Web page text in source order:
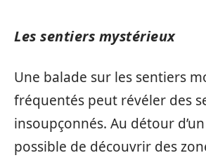
Les sentiers mystérieux
Une balade sur les sentiers
fréquentés peut révéler des
insoupçonnés. Au détour
possible de découvrir des